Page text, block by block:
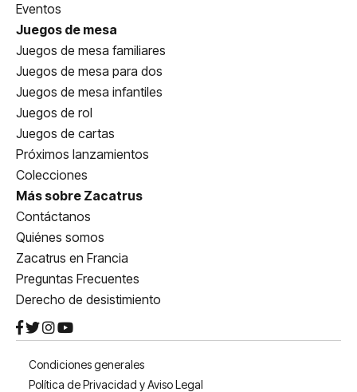
Eventos
Juegos de mesa
Juegos de mesa familiares
Juegos de mesa para dos
Juegos de mesa infantiles
Juegos de rol
Juegos de cartas
Próximos lanzamientos
Colecciones
Más sobre Zacatrus
Contáctanos
Quiénes somos
Zacatrus en Francia
Preguntas Frecuentes
Derecho de desistimiento
Condiciones generales
Política de Privacidad y Aviso Legal